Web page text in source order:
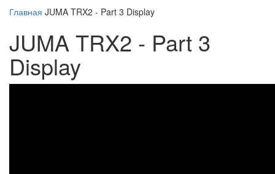
Главная JUMA TRX2 - Part 3 Display
JUMA TRX2 - Part 3
Display